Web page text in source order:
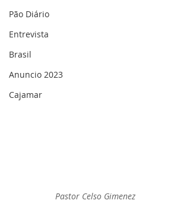
Pão Diário
Entrevista
Brasil
Anuncio 2023
Cajamar
Pastor Celso Gimenez